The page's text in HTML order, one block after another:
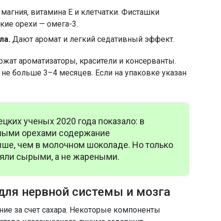
витамина E и клетчатки. Фисташки
орехи — омега-3.
Дают аромат и легкий седативный эффект.
ароматизаторы, красители и консерванты.
больше 3–4 месяцев. Если на упаковке указан
ученых 2020 года показало: в
орехами содержание
чем в молочном шоколаде. Но только
сырыми, а не жареными.
нервной системы и мозга
за счет сахара. Некоторые компоненты